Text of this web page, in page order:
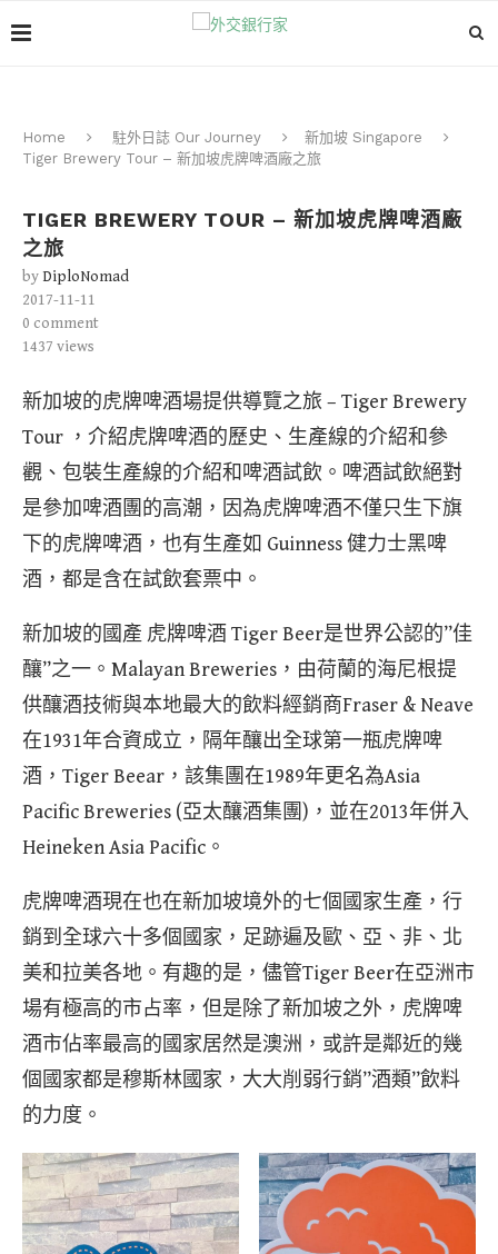
Home 駐外日誌 Our Journey
新加坡 Singapore
Tiger Brewery Tour – 新加坡虎牌啤酒廠之旅
TIGER BREWERY TOUR – 新加坡虎牌啤酒廠
之旅
byDiploNomad
2017-11-11
0 comment
1437 views
新加坡的虎牌啤酒場提供導覽之旅 – Tiger Brewery
Tour ，介紹虎牌啤酒的歷史、生產線的介紹和參
觀、包裝生產線的介紹和啤酒試飲。啤酒試飲絕對
是參加啤酒團的高潮，因為虎牌啤酒不僅只生下旗
下的虎牌啤酒，也有生產如 Guinness 健力士黑啤
酒，都是含在試飲套票中。
新加坡的國產 虎牌啤酒 Tiger Beer是世界公認的”佳
釀”之一。Malayan Breweries，由荷蘭的海尼根提
供釀酒技術與本地最大的飲料經銷商Fraser & Neave
在1931年合資成立，隔年釀出全球第一瓶虎牌啤
酒，Tiger Beear，該集團在1989年更名為Asia
Pacific Breweries (亞太釀酒集團)，並在2013年併入
Heineken Asia Pacific。
虎牌啤酒現在也在新加坡境外的七個國家生產，行
銷到全球六十多個國家，足跡遍及歐、亞、非、北
美和拉美各地。有趣的是，儘管Tiger Beer在亞洲市
場有極高的市占率，但是除了新加坡之外，虎牌啤
酒市佔率最高的國家居然是澳洲，或許是鄰近的幾
個國家都是穆斯林國家，大大削弱行銷”酒類”飲料
的力度。